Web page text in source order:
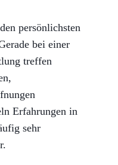
persönlichsten
bei einer
treffen
Erfahrungen in
sehr